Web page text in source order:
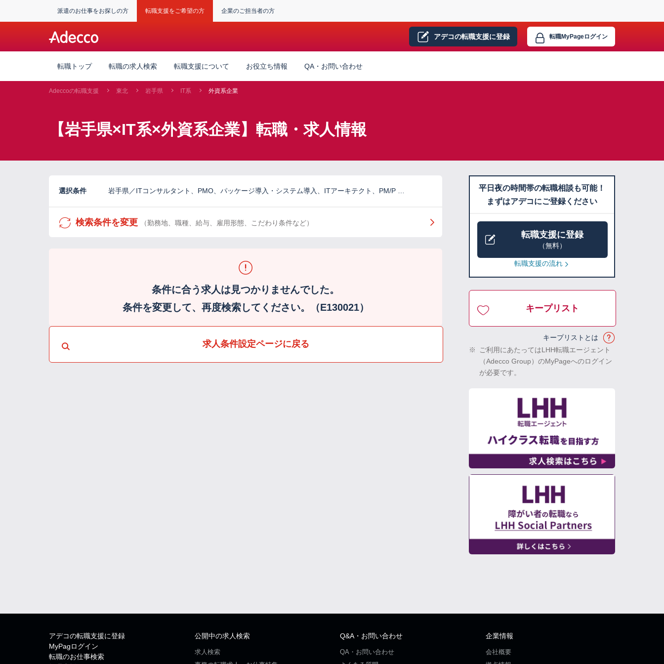
派遣のお仕事をお探しの方 転職支援をご希望の方 企業のご担当者の方
アデコの転職支援に登録 転職MyPageログイン
転職トップ 転職の求人検索 転職支援について お役立ち情報 QA・お問い合わせ
Adeccoの転職支援 東北 岩手県 IT系 外資系企業
【岩手県×IT系×外資系企業】転職・求人情報
選択条件 岩手県／ITコンサルタント、PMO、パッケージ導入・システム導入、ITアーキテクト、PM/P …
検索条件を変更 （勤務地、職種、給与、雇用形態、こだわり条件など）
条件に合う求人は見つかりませんでした。
条件を変更して、再度検索してください。（E130021）
求人条件設定ページに戻る
平日夜の時間帯の転職相談も可能！
まずはアデコにご登録ください
転職支援に登録
（無料）
転職支援の流れ
キープリスト
キープリストとは
※
ご利用にあたってはLHH転職エージェント
（Adecco Group）のMyPageへのログイン
が必要です。
アデコの転職支援に登録
MyPagログイン
転職のお仕事検索
公開中の求人検索
求人検索
Q&A・お問い合わせ
QA・お問い合わせ
企業情報
会社概要